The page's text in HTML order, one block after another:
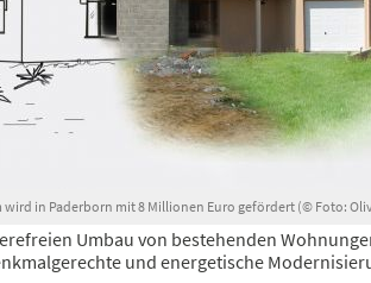
wird in Paderborn mit 8 Millionen Euro gefördert (© Foto:
Umbau von bestehenden
und energetische